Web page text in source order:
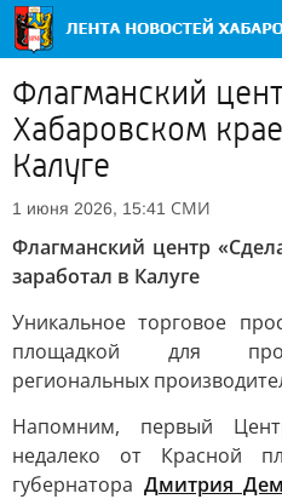
Флагманский
Хабаровском
Калуге
1 июня 2026, 15:41 СМИ
Флагманский центр
заработал в Калуге
Уникальное торговое
площадкой для
региональных
Напомним, первый
недалеко от Красной
губернатора Дмитрия